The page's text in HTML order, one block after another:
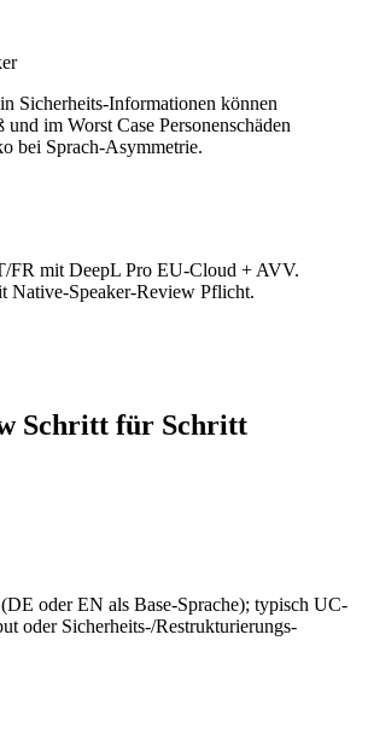
Sicherheits-Informationen können
im Worst Case Personenschäden
bei Sprach-Asymmetrie.
FR mit DeepL Pro EU-Cloud + AVV.
Native-Speaker-Review Pflicht.
Schritt für Schritt
oder EN als Base-Sprache); typisch UC-
oder Sicherheits-/Restrukturierungs-